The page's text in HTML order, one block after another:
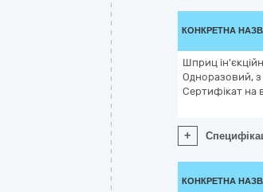
КОНКРЕТНА
Шприц
Одноразовий, з
Сертифікат на
+
КОНКРЕТНА